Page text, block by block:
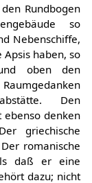
Rundbogen
so
Nebenschiffe,
haben, so
oben den
Den
ebenso denken
griechische
romanische
daß er eine
dazu; nicht